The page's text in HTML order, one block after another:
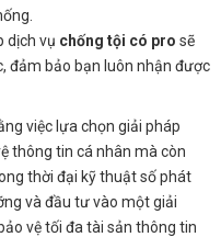
dịch vụ chống tội có pro sẽ
đảm bảo bạn luôn nhận được
việc lựa chọn giải pháp
thông tin cá nhân mà còn
thời đại kỹ thuật số phát
và đầu tư vào một giải
vệ tối đa tài sản thông tin